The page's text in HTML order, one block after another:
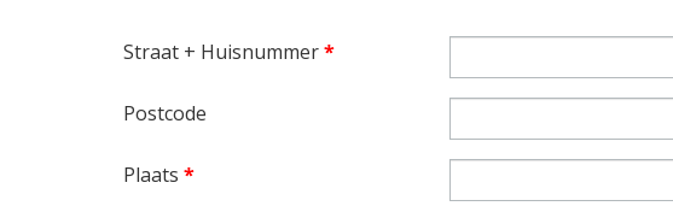
Straat + Huisnummer*
Postcode
Plaats *